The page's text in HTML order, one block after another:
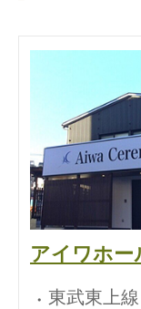
アイワホー
東武東上